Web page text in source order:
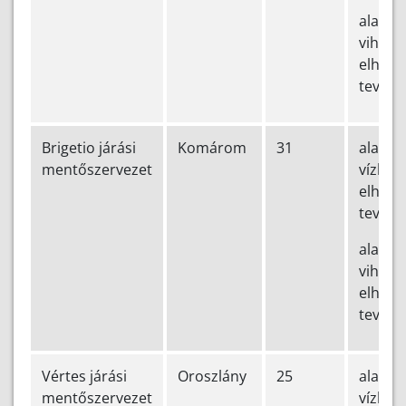
Brigetio járási
mentőszervezet
Komárom 31
vízkár-
Vértes járási
mentőszervezet
Oroszlány 25
vízkár-